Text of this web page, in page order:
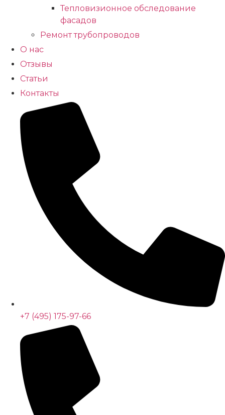
Тепловизионное обследование
фасадов
Ремонт трубопроводов
О нас
Отзывы
Статьи
Контакты
+7 (495) 175-97-66